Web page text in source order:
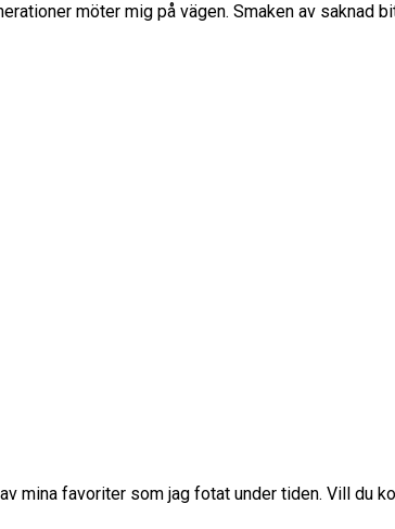
möter mig på vägen. Smaken av saknad
mina favoriter som jag fotat under tiden. Vill du